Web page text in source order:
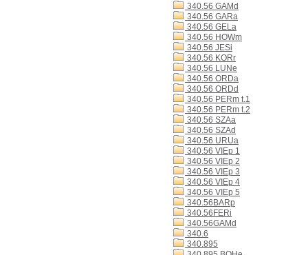
340.56 GAMd
340.56 GARa
340.56 GELa
340.56 HOWm
340.56 JESi
340.56 KORr
340.56 LUNe
340.56 ORDa
340.56 ORDd
340.56 PERm t.1
340.56 PERm t.2
340.56 SZAa
340.56 SZAd
340.56 URUa
340.56 VIEp 1
340.56 VIEp 2
340.56 VIEp 3
340.56 VIEp 4
340.56 VIEp 5
340.56BARp
340.56FERi
340.56GAMd
340.6
340.895